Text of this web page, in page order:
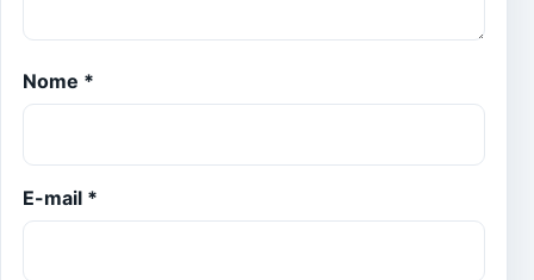
Nome *
E-mail *